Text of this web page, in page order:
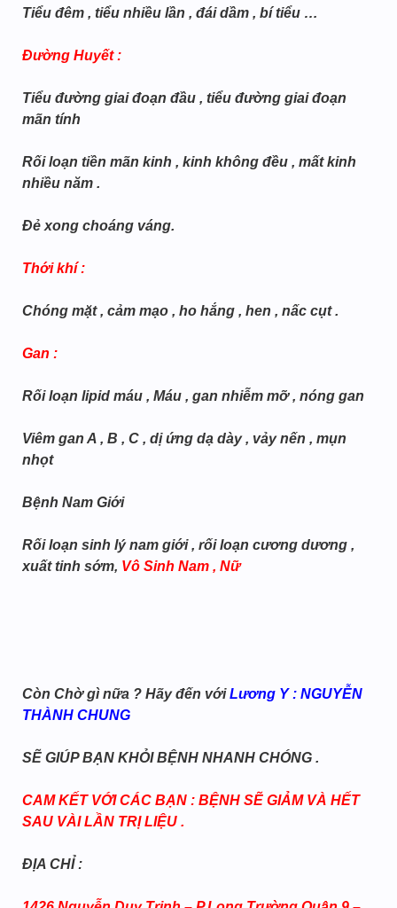
Tiểu đêm , tiểu nhiều lần , đái dầm , bí tiểu …
Đường Huyết :
Tiểu đường giai đoạn đầu , tiểu đường giai đoạn
mãn tính
Rối loạn tiền mãn kinh , kinh không đều , mất kinh
nhiều năm .
Đẻ xong choáng váng.
Thới khí :
Chóng mặt , cảm mạo , ho hắng , hen , nấc cụt .
Gan :
Rối loạn lipid máu , Máu , gan nhiễm mỡ , nóng gan
Viêm gan A , B , C , dị ứng dạ dày , vảy nến , mụn
nhọt
Bệnh Nam Giới
Rối loạn sinh lý nam giới , rối loạn cương dương ,
xuất tinh sớm, Vô Sinh Nam , Nữ
Còn Chờ gì nữa ? Hãy đến vớiLương Y : NGUYỄN
THÀNH CHUNG
SẼ GIÚP BẠN KHỎI BỆNH NHANH CHÓNG .
CAM KẾT VỚI CÁC BẠN : BỆNH SẼ GIẢM VÀ HẾT
SAU VÀI LẦN TRỊ LIỆU .
ĐỊA CHỈ :